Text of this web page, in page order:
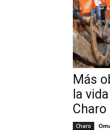
Más
la
Charo
Charo